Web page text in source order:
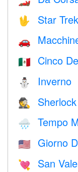
🖖 Star Trek
🚗
🇲🇽 Cinco
⛄ Inverno
🕵️ Sherlock
🌧 Tempo
🇺🇸 Giorno
💘 San